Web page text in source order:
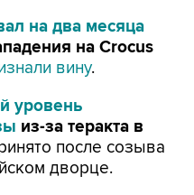
на два месяца
на Crocus
вину.
уровень
из-за теракта в
после созыва
дворце.